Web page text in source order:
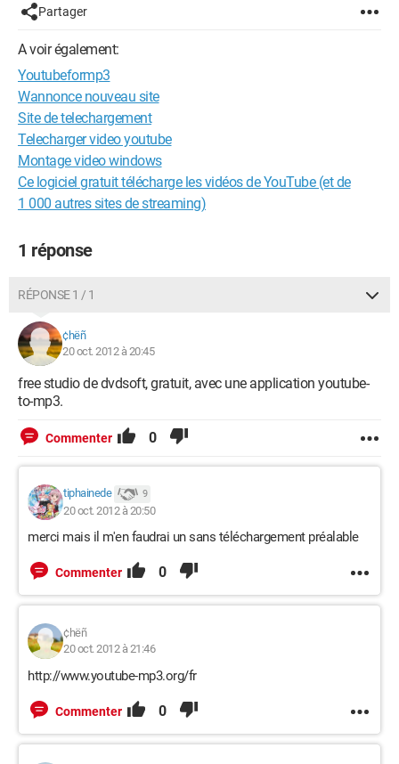
Partager
A voir également:
Youtubeformp3
Wannonce nouveau site
Site de telechargement
Telecharger video youtube
Montage video windows
Ce logiciel gratuit télécharge les vidéos de YouTube (et de
1 000 autres sites de streaming)
1 réponse
RÉPONSE 1 / 1
¢hëñ
20 oct. 2012 à 20:45
free studio de dvdsoft, gratuit, avec une application youtube-
to-mp3.
Commenter 0
tiphainede 9
20 oct. 2012 à 20:50
merci mais il m'en faudrai un sans téléchargement préalable
Commenter 0
¢hëñ
20 oct. 2012 à 21:46
http://www.youtube-mp3.org/fr
Commenter 0